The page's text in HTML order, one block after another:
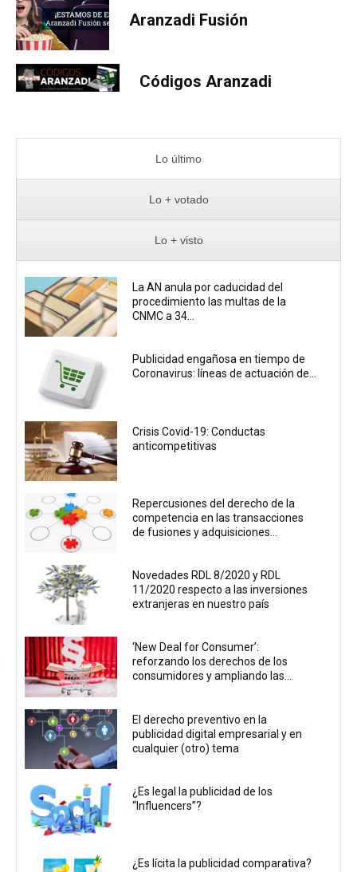
Aranzadi Fusión
Códigos Aranzadi
Lo último
Lo + votado
Lo + visto
La AN anula por caducidad del
procedimiento las multas de la
CNMC a 34...
Publicidad engañosa en tiempo de
Coronavirus: líneas de actuación de...
Crisis Covid-19: Conductas
anticompetitivas
Repercusiones del derecho de la
competencia en las transacciones
de fusiones y adquisiciones...
Novedades RDL 8/2020 y RDL
11/2020 respecto a las inversiones
extranjeras en nuestro país
‘New Deal for Consumer’:
reforzando los derechos de los
consumidores y ampliando las...
El derecho preventivo en la
publicidad digital empresarial y en
cualquier (otro) tema
¿Es legal la publicidad de los
“Influencers”?
¿Es lícita la publicidad comparativa?